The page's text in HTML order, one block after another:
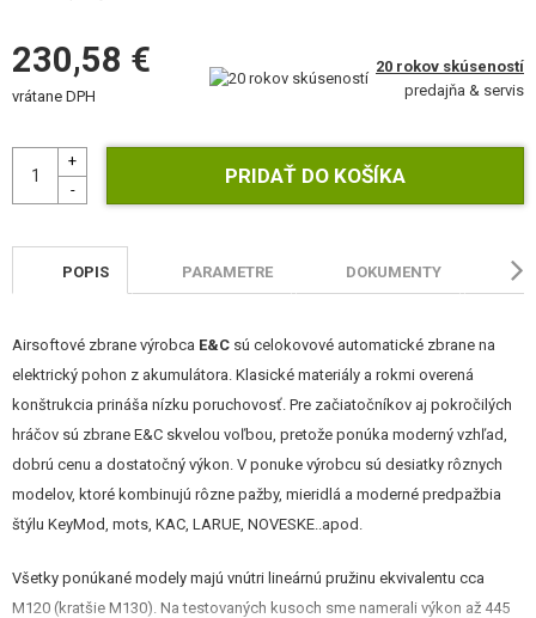
REKLAMNÉ PREDMETY
NOVÝ TOVAR
ZĽAVY, AKCIE
230,58 €
vrátane DPH
20 rokov skúseností
predajňa & servis
POPIS PARAMETRE DOKUMENTY
Airsoftové zbrane výrobca E&C sú celokovové automatické zbrane na
elektrický pohon z akumulátora. Klasické materiály a rokmi overená
konštrukcia prináša nízku poruchovosť. Pre začiatočníkov aj pokročilých
hráčov sú zbrane E&C skvelou voľbou, pretože ponúka moderný vzhľad,
dobrú cenu a dostatočný výkon. V ponuke výrobcu sú desiatky rôznych
modelov, ktoré kombinujú rôzne pažby, mieridlá a moderné predpažbia
štýlu KeyMod, mots, KAC, LARUE, NOVESKE..apod.
Všetky ponúkané modely majú vnútri lineárnú pružinu ekvivalentu cca
M120 (kratšie M130). Na testovaných kusoch sme namerali výkon až 445